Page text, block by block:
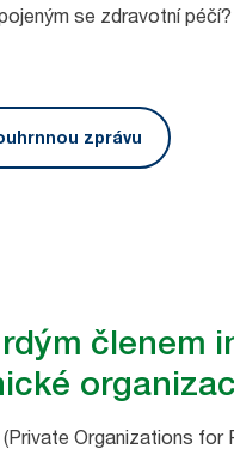
se zdravotní
zprávu
členem
(Private Organizations